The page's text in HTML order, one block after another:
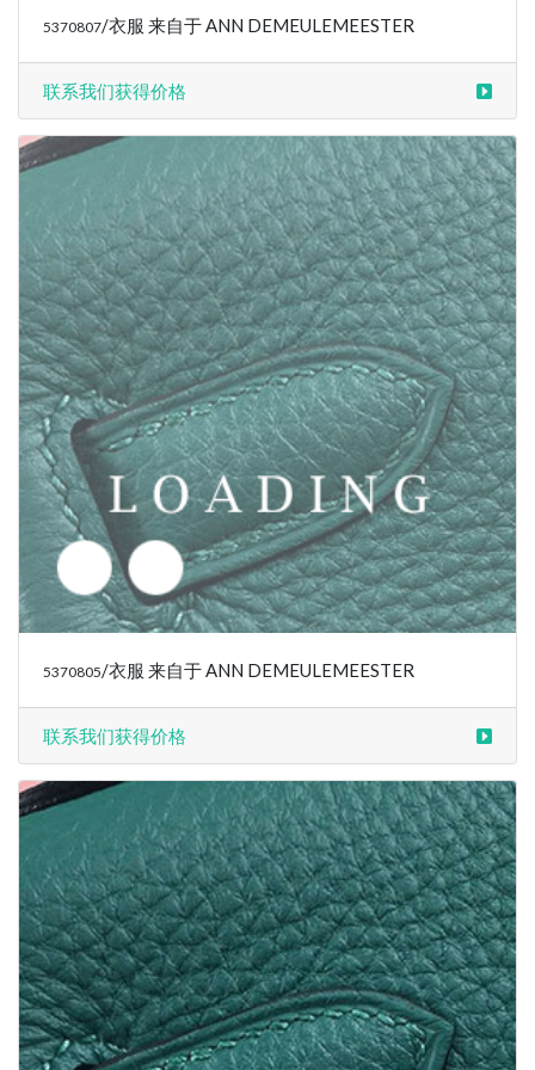
5370808 /衣服 来自于 ANN DEMEULEMEESTER
联系我们获得价格